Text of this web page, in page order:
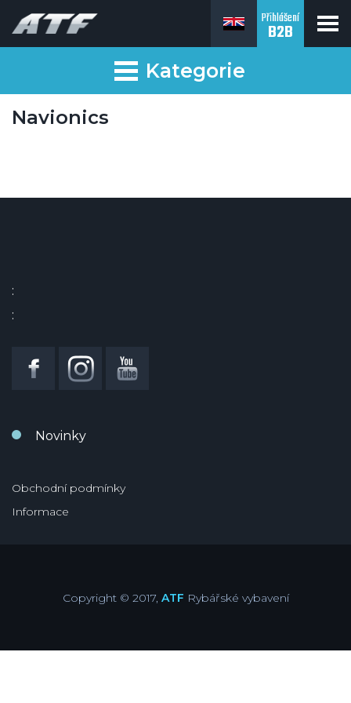
Přihlášení
B2B
Kategorie
Navionics
:
:
Novinky
Obchodní podmínky
Informace
Copyright © 2017, ATF Rybářské vybavení